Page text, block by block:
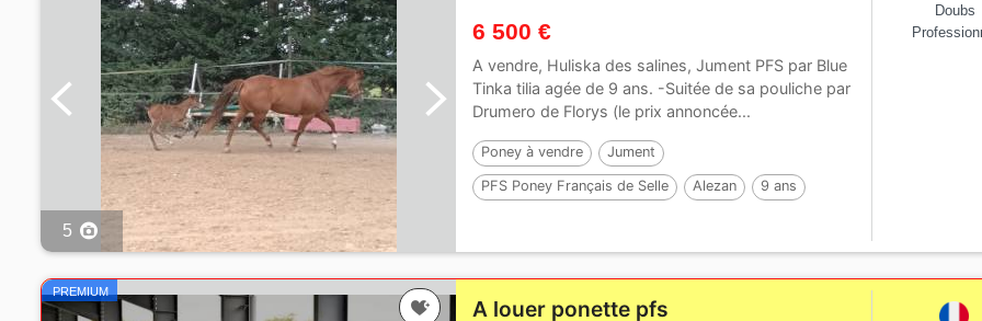
5
6 500 €
A vendre, Huliska des salines, Jument PFS par Blue
Tinka tilia agée de 9 ans. -Suitée de sa pouliche par
Drumero de Florys (le prix annoncée...
Poney à vendre Jument
PFS Poney Français de Selle Alezan 9 ans
Doubs
PREMIUM
A louer ponette pfs